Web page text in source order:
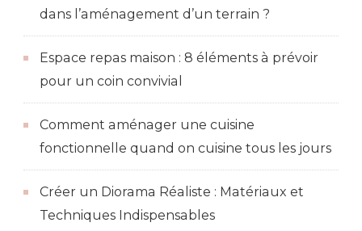
dans l’aménagement d’un terrain ?
Espace repas maison : 8 éléments à prévoir
pour un coin convivial
Comment aménager une cuisine
fonctionnelle quand on cuisine tous les jours
Créer un Diorama Réaliste : Matériaux et
Techniques Indispensables